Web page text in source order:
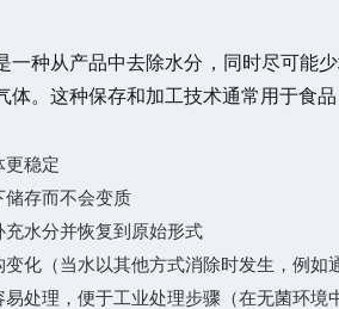
一种从产品中去除水分，同时尽可能
体。这种保存和加工技术通常用于食
更稳定
储存而不会变质
充水分并恢复到原始形式
变化（当水以其他方式消除时发生，例如
易处理，便于工业处理步骤（在无菌环境